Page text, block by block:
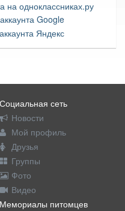
Социальная сеть
Новости
Мой профиль
Друзья
Группы
Фото
Видео
Мемориалы питомцев